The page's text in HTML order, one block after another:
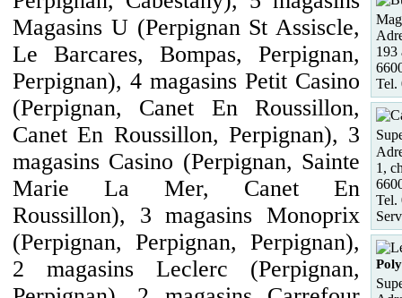
Magasins U (Perpignan St Assiscle,
Le Barcares, Bompas, Perpignan,
Perpignan), 4 magasins Petit Casino
(Perpignan, Canet En Roussillon,
Canet En Roussillon, Perpignan), 3
magasins Casino (Perpignan, Sainte
Marie La Mer, Canet En
Roussillon), 3 magasins Monoprix
(Perpignan, Perpignan, Perpignan),
2 magasins Leclerc (Perpignan,
193
Tel.
1,
Tel.